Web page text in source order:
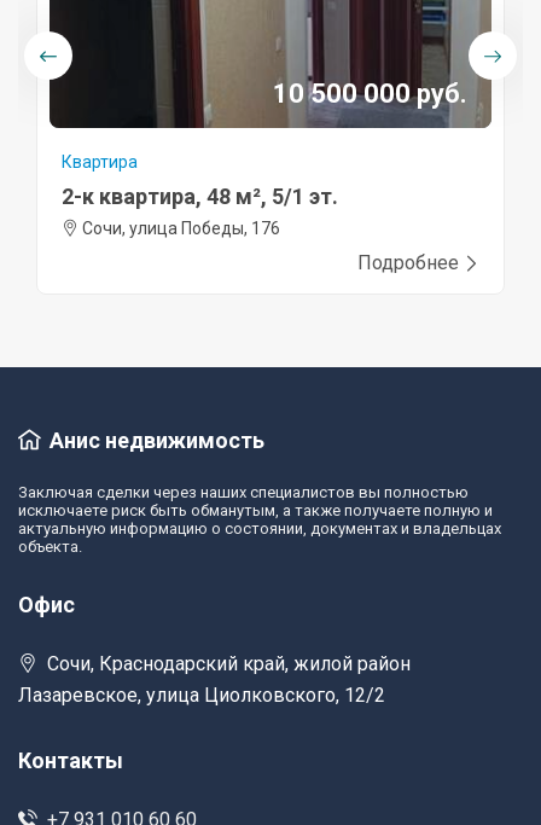
10 500 000 руб.
Квартира
2-к квартира, 48 м², 5/1 эт.
Сочи, улица Победы, 176
Подробнее
Анис недвижимость
Заключая сделки через наших специалистов вы полностью
исключаете риск быть обманутым, а также получаете полную и
актуальную информацию о состоянии, документах и владельцах
объекта.
Офис
Сочи, Краснодарский край, жилой район
Лазаревское, улица Циолковского, 12/2
Контакты
+7 931 010 60 60